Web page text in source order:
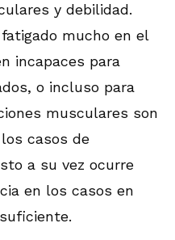
y debilidad.
mucho en el
incapaces para
o incluso para
musculares son
casos de
a su vez ocurre
en los casos en